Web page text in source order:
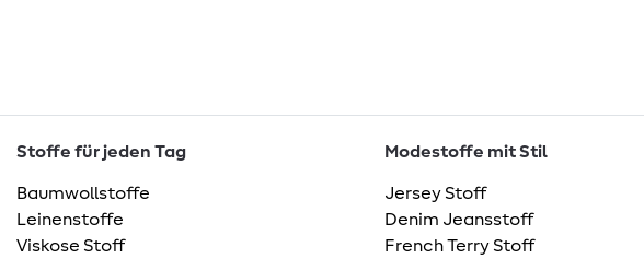
Stoffe für jeden Tag
Baumwollstoffe
Leinenstoffe
Viskose Stoff
Modestoffe mit Stil
Jersey Stoff
Denim Jeansstoff
French Terry Stoff